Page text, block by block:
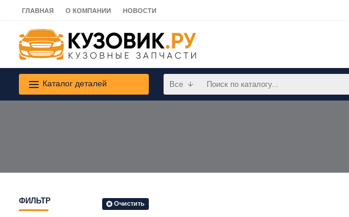
ГЛАВНАЯ О КОМПАНИИ НОВОСТИ
Каталог деталей Все
ФИЛЬТР Очистить